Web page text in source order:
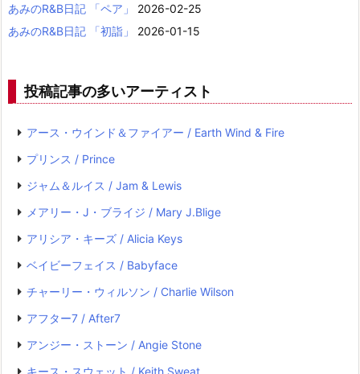
あみのR&B日記 「ペア」
2026-02-25
あみのR&B日記 「初詣」
2026-01-15
投稿記事の多いアーティスト
アース・ウインド＆ファイアー / Earth Wind & Fire
プリンス / Prince
ジャム＆ルイス / Jam & Lewis
メアリー・J・ブライジ / Mary J.Blige
アリシア・キーズ / Alicia Keys
ベイビーフェイス / Babyface
チャーリー・ウィルソン / Charlie Wilson
アフター7 / After7
アンジー・ストーン / Angie Stone
キース・スウェット / Keith Sweat